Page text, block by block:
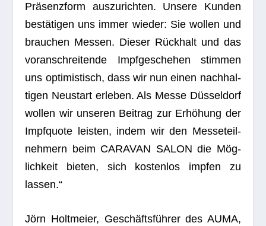
Prä­senz­form aus­zu­rich­ten. Unsere Kun­den
bestä­ti­gen uns immer wie­der: Sie wol­len und
brau­chen Mes­sen. Die­ser Rück­halt und das
vor­an­schrei­tende Impf­ge­sche­hen stim­men
uns opti­mis­tisch, dass wir nun einen nach­hal­
ti­gen Neu­start erle­ben. Als Messe Düs­sel­dorf
wol­len wir unse­ren Bei­trag zur Erhö­hung der
Impf­quote leis­ten, indem wir den Mes­se­teil­
neh­mern beim CARAVAN SALON die Mög­
lich­keit bie­ten, sich kos­ten­los imp­fen zu
lassen.“
Jörn Holt­meier, Geschäfts­füh­rer des AUMA,